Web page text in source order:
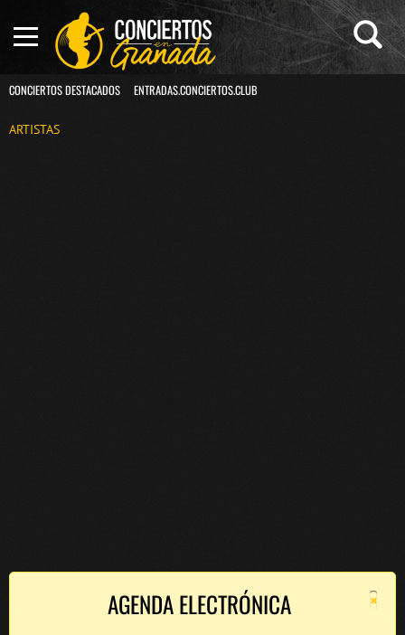
CONCIERTOS DESTACADOS ENTRADAS.CONCIERTOS.CLUB
ARTISTAS
×
AGENDA ELECTRÓNICA